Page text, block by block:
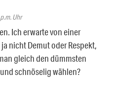
Uhr
Ich erwarte von einer
nicht Demut oder Respekt,
gleich den dümmsten
schnöselig wählen?